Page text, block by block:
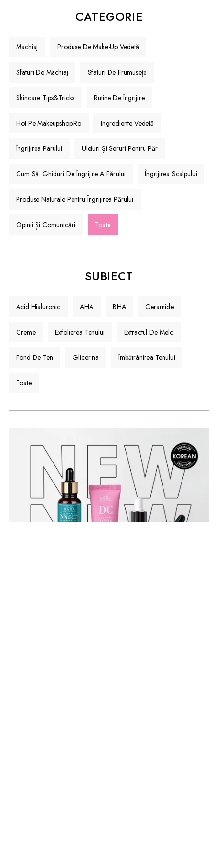
CATEGORIE
Machiaj Produse De Make-Up Vedetă
Sfaturi De Machiaj Sfaturi De Frumusețe
Skincare Tips&Tricks Rutine De Îngrijire
Hot Pe Makeupshop.ro Ingrediente Vedetă
Îngrijirea Parului Uleiuri Și Seruri Pentru Păr
Cum Să: Ghiduri De Îngrijire A Părului Îngrijirea Scalpului
Produse Naturale Pentru Îngrijirea Părului
Opinii Și Comunicări Toate
SUBIECT
Acid Hialuronic AHA BHA Ceramide
Creme Exfolierea Tenului Extractul De Melc
Fond De Ten Glicerina Îmbătrânirea Tenului
Toate